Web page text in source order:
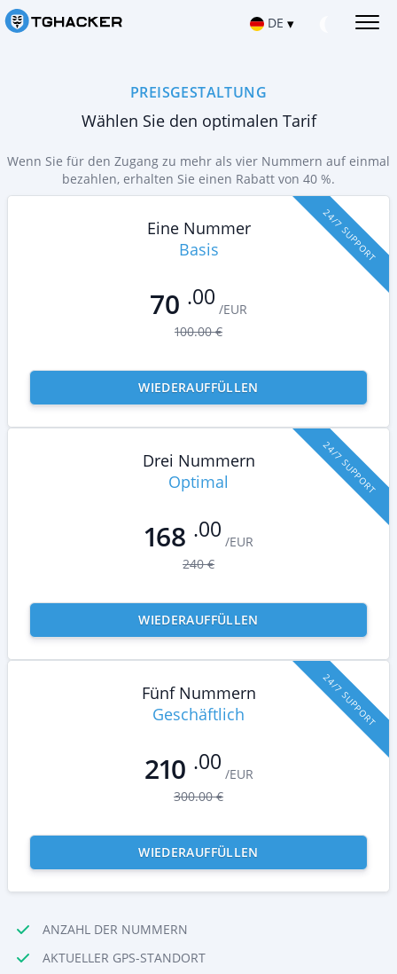
DE ▾
Español
Français
中文
English
Telegrammnachrichten lesen
IOS TELEGRAM-KONTO HACKEN
TELEGRAM AUF ANDROID HACKEN
Hacking-Anwendungen für Android
TELEGRAMMKONTO REPARIEREN
Gelöschten Chat wiederherstellen
Herausfinden, wo sich der Nutzer befindet
TELEGRAMM-AKTIVITÄTEN VERFOLGEN
Telegram Tracking App
TELEGRAMM-KANAL HACKEN
Gruppenchat-Hack-App
Eigenschaften
PREISGESTALTUNG
Wählen Sie den optimalen Tarif
Wenn Sie für den Zugang zu mehr als vier Nummern auf einmal
bezahlen, erhalten Sie einen Rabatt von 40 %.
24/7 SUPPORT
Eine Nummer
Basis
70 .00 /EUR
100.00 €
WIEDERAUFFÜLLEN
24/7 SUPPORT
Drei Nummern
Optimal
168 .00 /EUR
240 €
WIEDERAUFFÜLLEN
24/7 SUPPORT
Fünf Nummern
Geschäftlich
210 .00 /EUR
300.00 €
WIEDERAUFFÜLLEN
ANZAHL DER NUMMERN
AKTUELLER GPS-STANDORT